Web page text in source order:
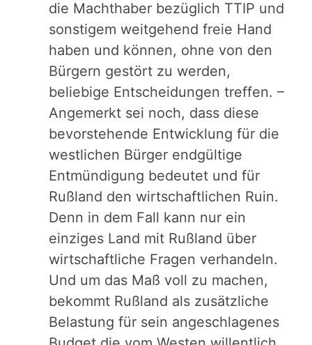
die Machthaber bezüglich TTIP und
sonstigem weitgehend freie Hand
haben und können, ohne von den
Bürgern gestört zu werden,
beliebige Entscheidungen treffen. –
Angemerkt sei noch, dass diese
bevorstehende Entwicklung für die
westlichen Bürger endgültige
Entmündigung bedeutet und für
Rußland den wirtschaftlichen Ruin.
Denn in dem Fall kann nur ein
einziges Land mit Rußland über
wirtschaftliche Fragen verhandeln.
Und um das Maß voll zu machen,
bekommt Rußland als zusätzliche
Belastung für sein angeschlagenes